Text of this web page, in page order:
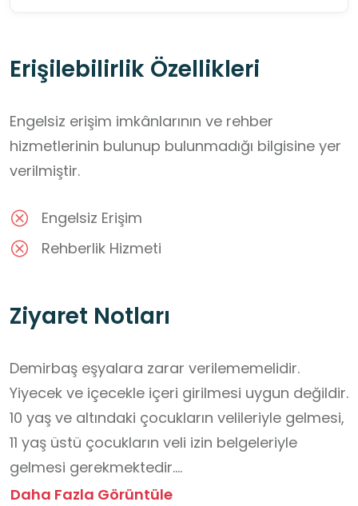
Erişilebilirlik Özellikleri
Engelsiz erişim imkânlarının ve rehber
hizmetlerinin bulunup bulunmadığı bilgisine yer
verilmiştir.
Engelsiz Erişim
Rehberlik Hizmeti
Ziyaret Notları
Demirbaş eşyalara zarar verilememelidir.
Yiyecek ve içecekle içeri girilmesi uygun değildir.
10 yaş ve altındaki çocukların velileriyle gelmesi,
11 yaş üstü çocukların veli izin belgeleriyle
gelmesi gerekmektedir.
Ziyaret esnasında kural ve yönergelere
Daha Fazla Görüntüle